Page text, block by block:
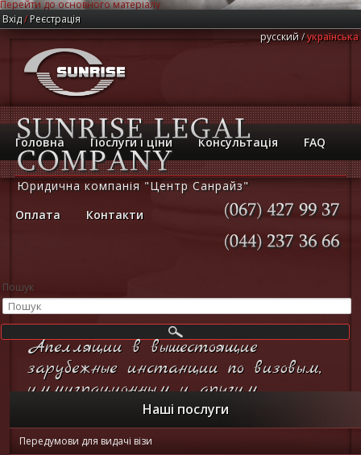
Перейти до основного матеріалу
Вхід/ Реєстрація
русский українська
Головна Послуги і ціни Консультація FAQ
Оплата Контакти
Пошук
Юридична компанія "Центр Санрайз"
Апелляции в вышестоящие
зарубежные инстанции по визовым,
иммиграционным и другим
Наші послуги
Передумови для видачі візи